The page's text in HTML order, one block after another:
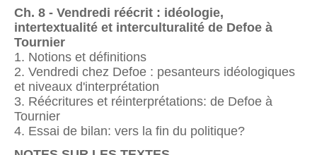
Ch. 8 - Vendredi réécrit : idéologie,
intertextualité et interculturalité de Defoe à
Tournier
1. Notions et définitions
2. Vendredi chez Defoe : pesanteurs idéologiques
et niveaux d'interprétation
3. Réécritures et réinterprétations: de Defoe à
Tournier
4. Essai de bilan: vers la fin du politique?